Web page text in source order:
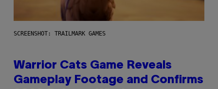
SCREENSHOT: TRAILMARK GAMES
Warrior Cats Game Reveals
Gameplay Footage and Confirms